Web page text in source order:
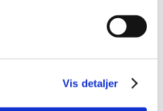
Vis detaljer